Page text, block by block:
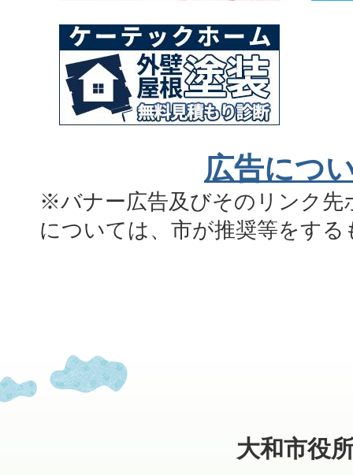
広告につ
※バナー広告及びそのリンク先
については、市が推奨等をす
大和市役